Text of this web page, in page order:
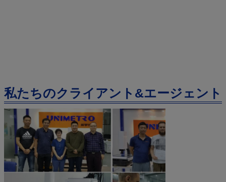
私たちのクライアント&エージェント